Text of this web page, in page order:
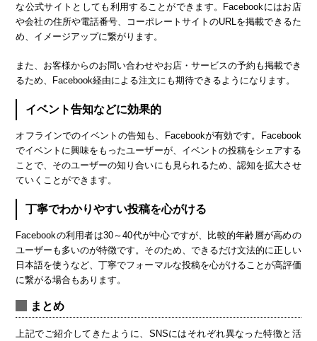
な公式サイトとしても利用することができます。Facebookにはお店
や会社の住所や電話番号、コーポレートサイトのURLを掲載できるた
め、イメージアップに繋がります。
また、お客様からのお問い合わせやお店・サービスの予約も掲載でき
るため、Facebook経由による注文にも期待できるようになります。
イベント告知などに効果的
オフラインでのイベントの告知も、Facebookが有効です。Facebook
でイベントに興味をもったユーザーが、イベントの投稿をシェアする
ことで、そのユーザーの知り合いにも見られるため、認知を拡大させ
ていくことができます。
丁寧でわかりやすい投稿を心がける
Facebookの利用者は30～40代が中心ですが、比較的年齢層が高めの
ユーザーも多いのが特徴です。そのため、できるだけ文法的に正しい
日本語を使うなど、丁寧でフォーマルな投稿を心がけることが高評価
に繋がる場合もあります。
まとめ
上記でご紹介してきたように、SNSにはそれぞれ異なった特徴と活